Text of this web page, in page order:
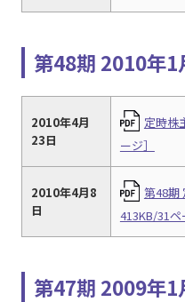
第48期 2010年1
2010年4月
23日
定時株
ージ］
2010年4月8
日
第48期
413KB/31ペ
第47期 2009年1